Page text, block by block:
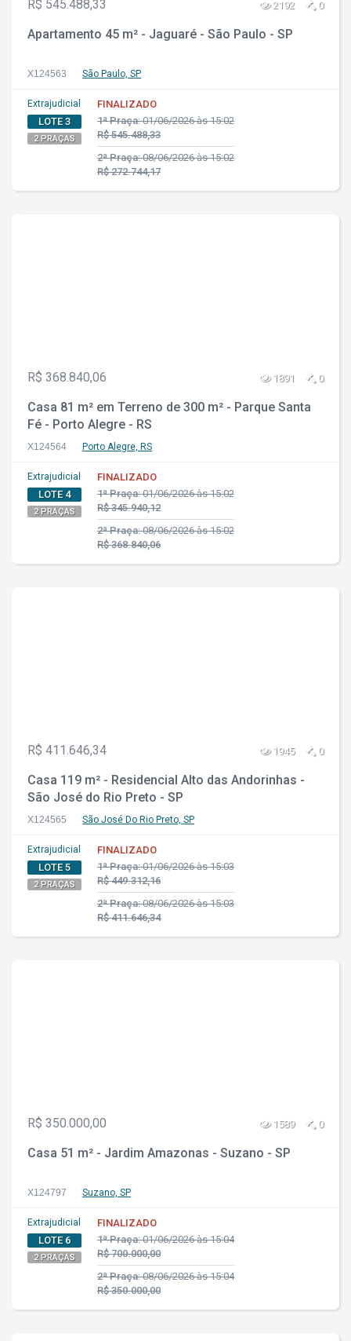
R$ 545.488,33 2192 0
Apartamento 45 m² - Jaguaré - São Paulo - SP
X124563 São Paulo, SP
Extrajudicial
LOTE 3
2 PRAÇAS
FINALIZADO
1ª Praça:01/06/2026 às 15:02
R$ 545.488,33
2ª Praça:08/06/2026 às 15:02
R$ 272.744,17
R$ 368.840,06 1891 0
Casa 81 m² em Terreno de 300 m² - Parque Santa
Fé - Porto Alegre - RS
X124564 Porto Alegre, RS
Extrajudicial
LOTE 4
2 PRAÇAS
FINALIZADO
1ª Praça:01/06/2026 às 15:02
R$ 345.940,12
2ª Praça:08/06/2026 às 15:02
R$ 368.840,06
R$ 411.646,34 1945 0
Casa 119 m² - Residencial Alto das Andorinhas -
São José do Rio Preto - SP
X124565 São José Do Rio Preto, SP
Extrajudicial
LOTE 5
2 PRAÇAS
FINALIZADO
1ª Praça:01/06/2026 às 15:03
R$ 449.312,16
2ª Praça:08/06/2026 às 15:03
R$ 411.646,34
R$ 350.000,00 1589 0
Casa 51 m² - Jardim Amazonas - Suzano - SP
X124797 Suzano, SP
Extrajudicial
LOTE 6
2 PRAÇAS
FINALIZADO
1ª Praça:01/06/2026 às 15:04
R$ 700.000,00
2ª Praça:08/06/2026 às 15:04
R$ 350.000,00